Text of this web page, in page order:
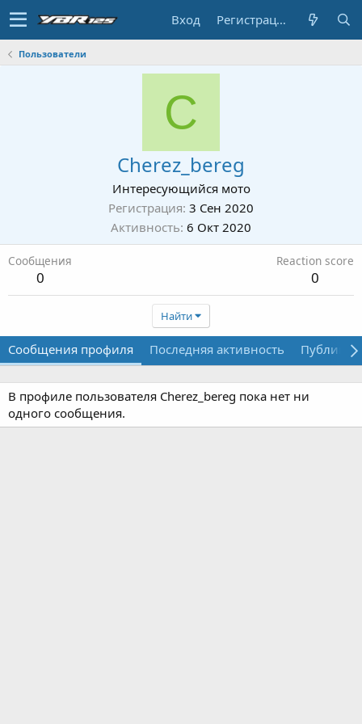
Вход Регистрация
Пользователи
C
Cherez_bereg
Интересующийся мото
Регистрация 3 Сен 2020
Активность 6 Окт 2020
Сообщения
0
Reaction score
0
Найти
Сообщения профиля Последняя активность
В профиле пользователя Cherez_bereg пока нет ни
одного сообщения.